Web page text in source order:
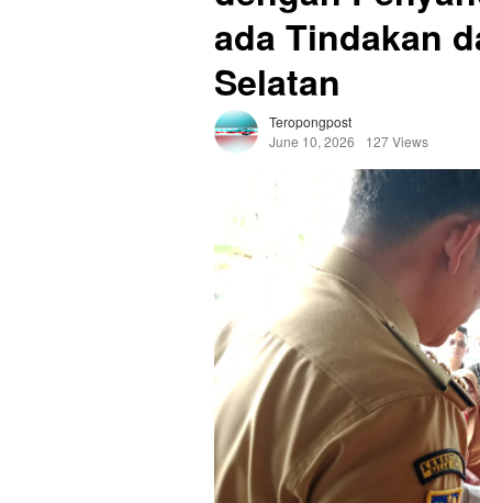
ada Tindakan
Selatan
Teropongpost
June 10, 2026
127 Views